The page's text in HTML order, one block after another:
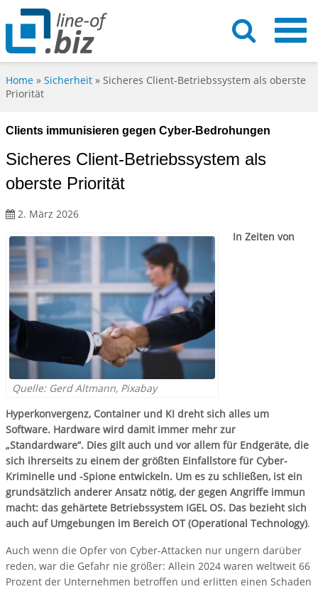
Home » Sicherheit » Sicheres Client-Betriebssystem als oberste
Priorität
Clients immunisieren gegen Cyber-Bedrohungen
Sicheres Client-Betriebssystem als
oberste Priorität
2. März 2026
Quelle: Gerd Altmann, Pixabay
In Zeiten von
Hyperkonvergenz, Container und KI dreht sich alles um
Software. Hardware wird damit immer mehr zur
„Standardware“. Dies gilt auch und vor allem für Endgeräte, die
sich ihrerseits zu einem der größten Einfallstore für Cyber-
Kriminelle und -Spione entwickeln. Um es zu schließen, ist ein
grundsätzlich anderer Ansatz nötig, der gegen Angriffe immun
macht: das gehärtete Betriebssystem IGEL OS. Das bezieht sich
auch auf Umgebungen im Bereich OT (Operational Technology).
Auch wenn die Opfer von Cyber-Attacken nur ungern darüber
reden, war die Gefahr nie größer: Allein 2024 waren weltweit 66
Prozent der Unternehmen betroffen und erlitten einen Schaden